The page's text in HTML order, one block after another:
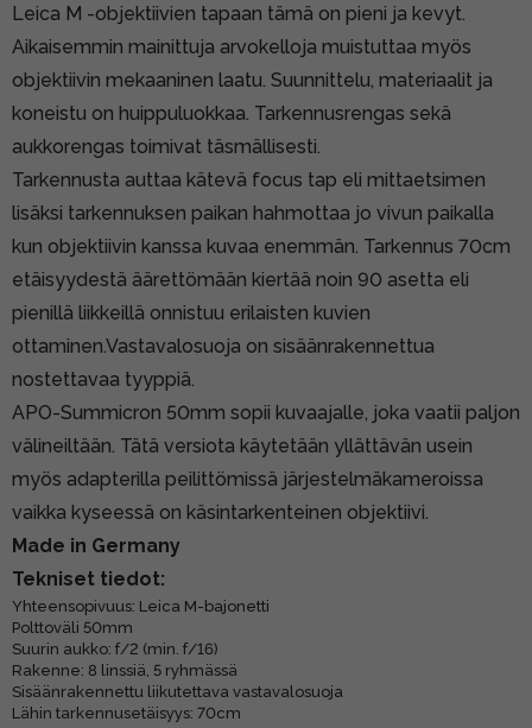
Leica M -objektiivien tapaan tämä on pieni ja kevyt.
Aikaisemmin mainittuja arvokelloja muistuttaa myös
objektiivin mekaaninen laatu. Suunnittelu, materiaalit ja
koneistu on huippuluokkaa. Tarkennusrengas sekä
aukkorengas toimivat täsmällisesti.
Tarkennusta auttaa kätevä focus tap eli mittaetsimen
lisäksi tarkennuksen paikan hahmottaa jo vivun paikalla
kun objektiivin kanssa kuvaa enemmän. Tarkennus 70cm
etäisyydestä äärettömään kiertää noin 90 asetta eli
pienillä liikkeillä onnistuu erilaisten kuvien
ottaminen.Vastavalosuoja on sisäänrakennettua
nostettavaa tyyppiä.
APO-Summicron 50mm sopii kuvaajalle, joka vaatii paljon
välineiltään. Tätä versiota käytetään yllättävän usein
myös adapterilla peilittömissä järjestelmäkameroissa
vaikka kyseessä on käsintarkenteinen objektiivi.
Made in Germany
Tekniset tiedot:
Yhteensopivuus: Leica M-bajonetti
Polttoväli 50mm
Suurin aukko: f/2 (min. f/16)
Rakenne: 8 linssiä, 5 ryhmässä
Sisäänrakennettu liikutettava vastavalosuoja
Lähin tarkennusetäisyys: 70cm